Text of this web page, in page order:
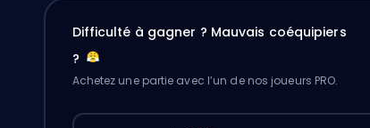
Difficulté à gagner ? Mauvais coéquipiers
?
Achetez une partie avec l’un de nos joueurs PRO.